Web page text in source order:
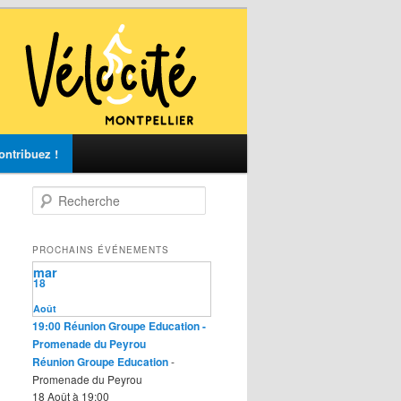
!
e
h
e
r
h
e
PROCHAINS ÉVÉNEMENTS
Août
18
mar
19:00 Réunion Groupe Education-
Promenade du Peyrou
Réunion Groupe Education-
Promenade du Peyrou
18 Août à 19:00